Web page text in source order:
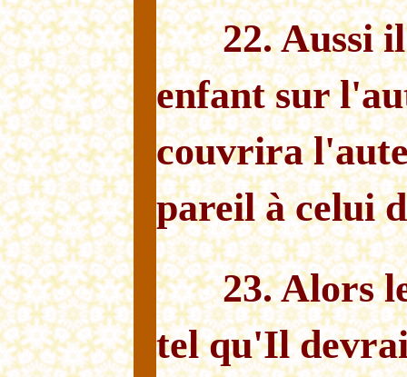
22. Aussi
enfant sur
couvrira
pareil à celui
23. Alors
tel qu'Il